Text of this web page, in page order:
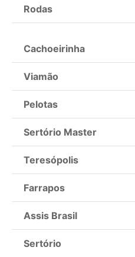
Rodas
Cachoeirinha
Viamão
Pelotas
Sertório Master
Teresópolis
Farrapos
Assis Brasil
Sertório